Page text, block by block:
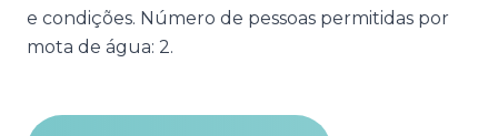
e condições. Número de pessoas permitidas por
mota de água: 2.